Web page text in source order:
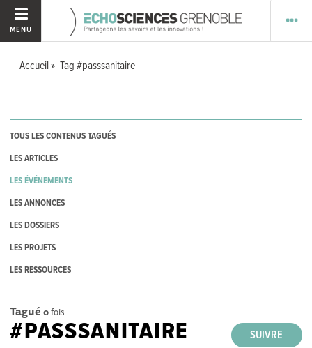
MENU
Accueil Tag #passsanitaire
TOUS LES CONTENUS TAGUÉS
LES ARTICLES
LES ÉVÉNEMENTS
LES ANNONCES
LES DOSSIERS
LES PROJETS
LES RESSOURCES
Tagué 0fois
SUIVRE
#PASSSANITAIRE